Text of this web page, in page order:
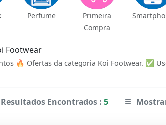
Perfume
Primeira
Compra
Footwear
🔥 Ofertas da categoria Koi Footwear. ✅
Resultados Encontrados : 5